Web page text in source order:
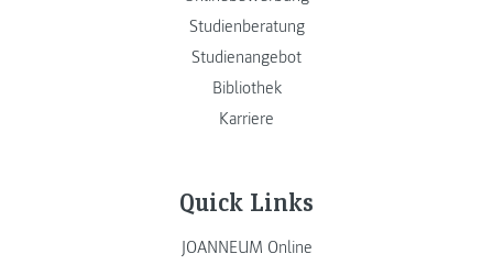
Studienberatung
Studienangebot
Bibliothek
Karriere
Quick Links
JOANNEUM Online